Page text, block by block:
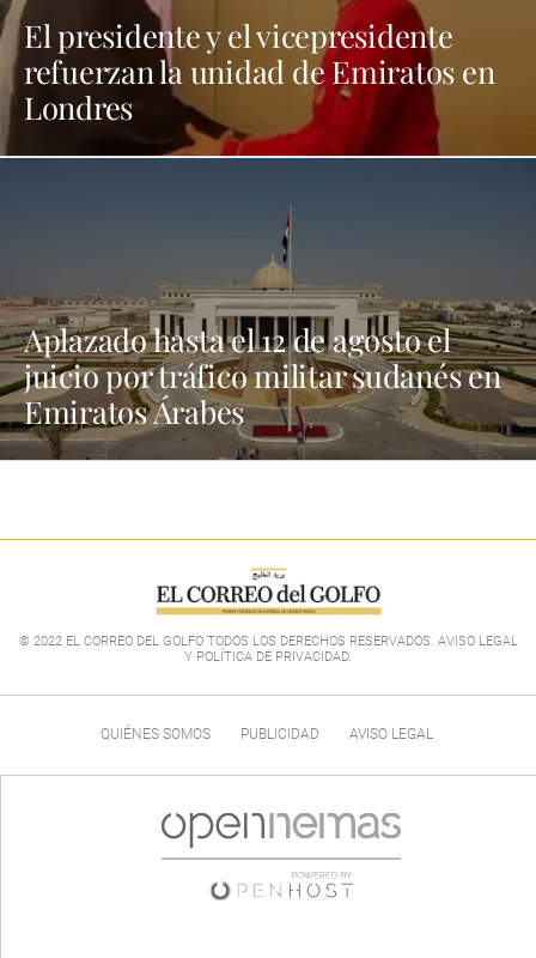
El presidente y el vicepresidente
refuerzan la unidad de Emiratos en
Londres
Aplazado hasta el 12 de agosto el
juicio por tráfico militar sudanés en
Emiratos Árabes
© 2022 EL CORREO DEL GOLFO TODOS LOS DERECHOS RESERVADOS. AVISO LEGAL
Y POLÍTICA DE PRIVACIDAD.
QUIÉNES SOMOS PUBLICIDAD AVISO LEGAL